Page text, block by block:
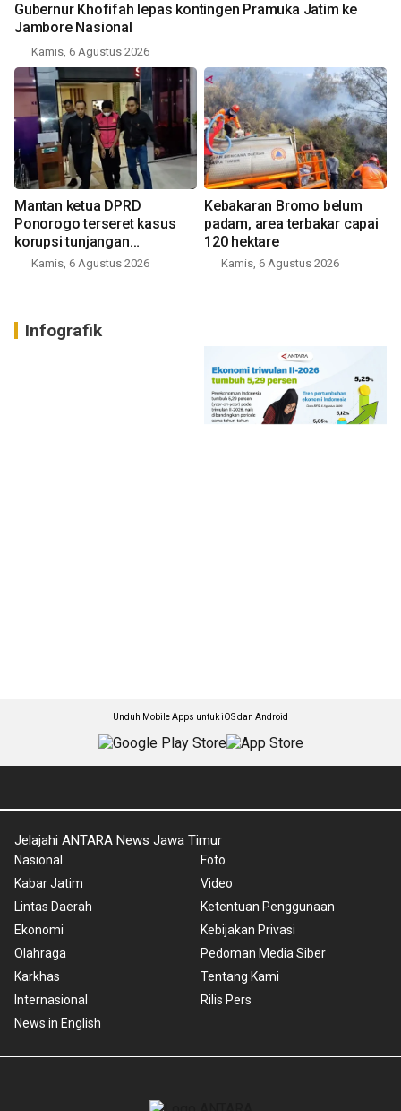
Gubernur Khofifah lepas kontingen Pramuka Jatim ke
Jambore Nasional
Kamis, 6 Agustus 2026
Mantan ketua DPRD
Ponorogo terseret kasus
korupsi tunjangan
perumahan
Kamis, 6 Agustus 2026
Kebakaran Bromo belum
padam, area terbakar capai
120 hektare
Kamis, 6 Agustus 2026
Infografik
Unduh Mobile Apps untuk iOS dan Android
Jelajahi ANTARA News Jawa Timur
Nasional
Kabar Jatim
Lintas Daerah
Ekonomi
Olahraga
Karkhas
Internasional
News in English
Foto
Video
Ketentuan Penggunaan
Kebijakan Privasi
Pedoman Media Siber
Tentang Kami
Rilis Pers